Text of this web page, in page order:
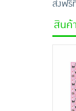
ส่งฟรี
สินค้